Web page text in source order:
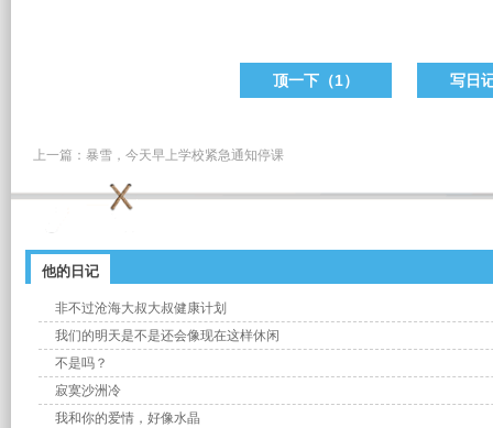
顶一下（1） 写日
上一篇： 暴雪，今天早上学校紧急通知停课
他的日记
非不过沧海大叔大叔健康计划
我们的明天是不是还会像现在这样休闲
不是吗？
寂寞沙洲冷
我和你的爱情，好像水晶